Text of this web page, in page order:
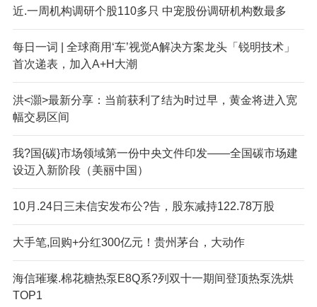
近.一周机构调研个股110多只 中宠股份调研机构数最多
每日一词 | 全球商用‘车’视觉A解决方案龙头「锐明技术」
首次递表，加入A+H大潮
洪<灝>最新分享：当前获利了结为时过早，黄金将进入宽
幅交易区间
我?国{碳}市场领域第一份中央文件印发——全国碳市场建
设迈入新阶段（美丽中国）
10月.24日三未信安发布公?告，股东减持122.78万股
大手笔,回购+分红300亿元！贵州茅台，大动作
海信璀璨.棉花糖热泵E8Q系?列双十一期间登顶热泵洗烘
TOP1